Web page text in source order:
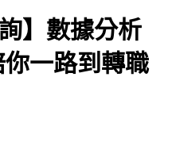
】數據分析
一路到轉職